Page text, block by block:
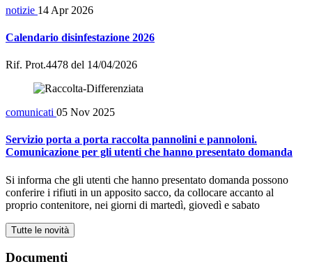
notizie 14 Apr 2026
Calendario disinfestazione 2026
Rif. Prot.4478 del 14/04/2026
comunicati 05 Nov 2025
Servizio porta a porta raccolta pannolini e pannoloni.
Comunicazione per gli utenti che hanno presentato domanda
Si informa che gli utenti che hanno presentato domanda possono
conferire i rifiuti in un apposito sacco, da collocare accanto al
proprio contenitore, nei giorni di martedì, giovedì e sabato
Tutte le novità
Documenti